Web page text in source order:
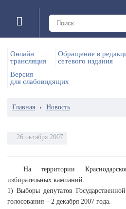
Онлайн
трансляция
Обращение в
сетевого издания
Версия
для слабовидящих
Главная › Новость
26 октября 2007
На территории
избирательных кампаний.
1) Выборы депутатов
голосования – 2 декабря 2007 года.